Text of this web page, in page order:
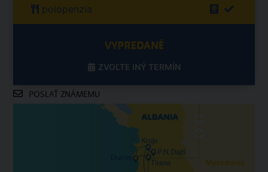
polopenzia
VYPREDANÉ
ZVOĽTE INÝ TERMÍN
POSLAŤ ZNÁMEMU